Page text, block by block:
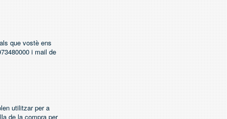
que vostè ens
i mail de
utilitzar per a
de la compra per